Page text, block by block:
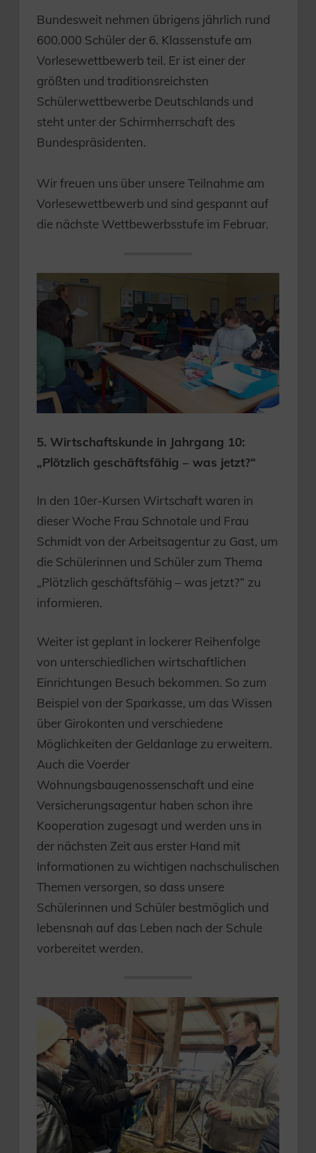
Bundesweit nehmen übrigens jährlich rund
600.000 Schüler der 6. Klassenstufe am
Vorlesewettbewerb teil. Er ist einer der
größten und traditionsreichsten
Schülerwettbewerbe Deutschlands und
steht unter der Schirmherrschaft des
Bundespräsidenten.
Wir freuen uns über unsere Teilnahme am
Vorlesewettbewerb und sind gespannt auf
die nächste Wettbewerbsstufe im Februar.
5. Wirtschaftskunde in Jahrgang 10:
„Plötzlich geschäftsfähig – was jetzt?“
In den 10er-Kursen Wirtschaft waren in
dieser Woche Frau Schnotale und Frau
Schmidt von der Arbeitsagentur zu Gast, um
die Schülerinnen und Schüler zum Thema
„Plötzlich geschäftsfähig – was jetzt?“ zu
informieren.
Weiter ist geplant in lockerer Reihenfolge
von unterschiedlichen wirtschaftlichen
Einrichtungen Besuch bekommen. So zum
Beispiel von der Sparkasse, um das Wissen
über Girokonten und verschiedene
Möglichkeiten der Geldanlage zu erweitern.
Auch die Voerder
Wohnungsbaugenossenschaft und eine
Versicherungsagentur haben schon ihre
Kooperation zugesagt und werden uns in
der nächsten Zeit aus erster Hand mit
Informationen zu wichtigen nachschulischen
Themen versorgen, so dass unsere
Schülerinnen und Schüler bestmöglich und
lebensnah auf das Leben nach der Schule
vorbereitet werden.